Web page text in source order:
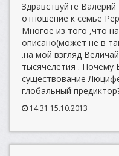
Здравствуйте
отношение к семье
Многое из того ,что
описано(может не в
.на мой взгляд
тысячелетия . Почему
существование
глобальный
14:31 15.10.2013